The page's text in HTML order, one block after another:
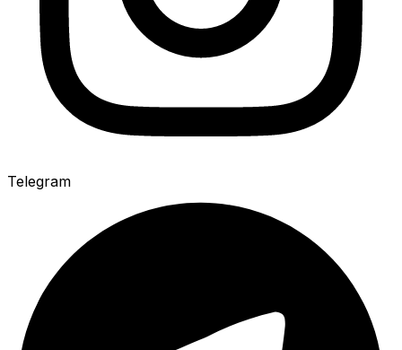
Telegram